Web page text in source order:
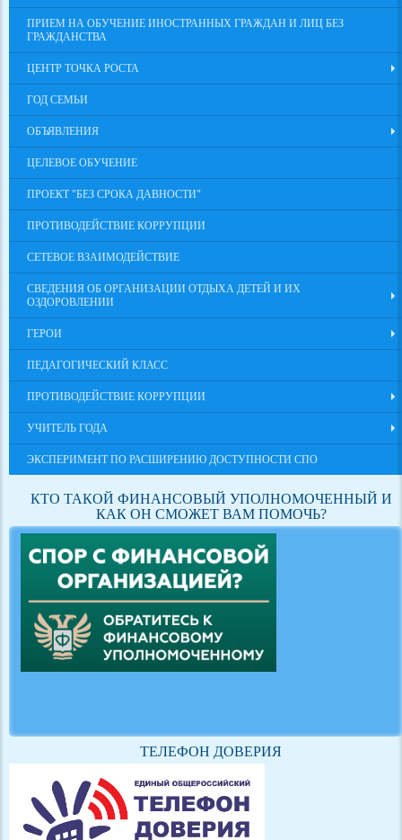
ПРИЕМ НА ОБУЧЕНИЕ ИНОСТРАННЫХ ГРАЖДАН И ЛИЦ БЕЗ
ГРАЖДАНСТВА
ЦЕНТР ТОЧКА РОСТА
ГОД СЕМЬИ
ОБЪЯВЛЕНИЯ
ЦЕЛЕВОЕ ОБУЧЕНИЕ
ПРОЕКТ "БЕЗ СРОКА ДАВНОСТИ"
ПРОТИВОДЕЙСТВИЕ КОРРУПЦИИ
СЕТЕВОЕ ВЗАИМОДЕЙСТВИЕ
СВЕДЕНИЯ ОБ ОРГАНИЗАЦИИ ОТДЫХА ДЕТЕЙ И ИХ
ОЗДОРОВЛЕНИИ
ГЕРОИ
ПЕДАГОГИЧЕСКИЙ КЛАСС
ПРОТИВОДЕЙСТВИЕ КОРРУПЦИИ
УЧИТЕЛЬ ГОДА
ЭКСПЕРИМЕНТ ПО РАСШИРЕНИЮ ДОСТУПНОСТИ СПО
КТО ТАКОЙ ФИНАНСОВЫЙ УПОЛНОМОЧЕННЫЙ И
КАК ОН СМОЖЕТ ВАМ ПОМОЧЬ?
ТЕЛЕФОН ДОВЕРИЯ